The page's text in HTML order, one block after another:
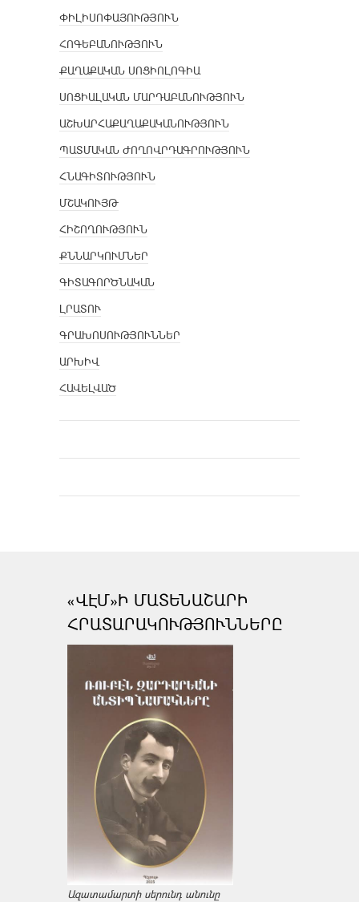
ՓԻԼԻՍՈՓԱՅՈՒԹՅՈՒՆ
ՀՈԳԵԲԱՆՈՒԹՅՈՒՆ
ՔԱՂԱՔԱԿԱՆ ՍՈՑԻՈԼՈԳԻԱ
ՍՈՑԻԱԼԱԿԱՆ ՄԱՐԴԱԲԱՆՈՒԹՅՈՒՆ
ԱՇԽԱՐՀԱՔԱՂԱՔԱԿԱՆՈՒԹՅՈՒՆ
ՊԱՏՄԱԿԱՆ ԺՈՂՈՎՐԴԱԳՐՈՒԹՅՈՒՆ
ՀՆԱԳԻՏՈՒԹՅՈՒՆ
ՄՇԱԿՈՒՅԹ
ՀԻՇՈՂՈՒԹՅՈՒՆ
ՔՆՆԱՐԿՈՒՄՆԵՐ
ԳԻՏԱԳՈՐԾՆԱԿԱՆ
ԼՐԱՏՈՒ
ԳՐԱԽՈՍՈՒԹՅՈՒՆՆԵՐ
ԱՐԽԻՎ
ՀԱՎԵԼՎԱԾ
«ՎԷՄ»Ի ՄԱՏԵՆԱՇԱՐԻ
ՀՐԱՏԱՐԱԿՈՒԹՅՈՒՆՆԵՐԸ
Ազատամարտի սերունդ անունը